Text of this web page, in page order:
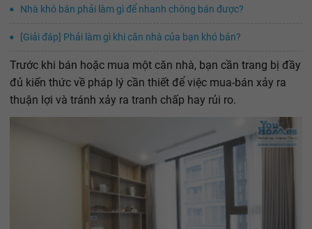
Nhà khó bán phải làm gì để nhanh chóng bán được?
[Giải đáp] Phải làm gì khi căn nhà của bạn khó bán?
Trước khi bán hoặc mua một căn nhà, bạn cần trang bị đầy
đủ kiến thức về pháp lý cần thiết để việc mua-bán xảy ra
thuận lợi và tránh xảy ra tranh chấp hay rủi ro.